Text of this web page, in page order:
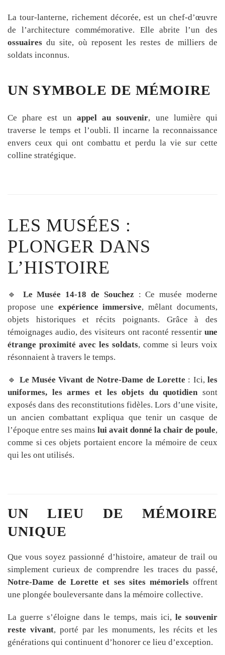
La tour-lanterne, richement décorée, est un chef-d’œuvre
de l’architecture commémorative. Elle abrite l’un des
ossuaires du site, où reposent les restes de milliers de
soldats inconnus.
UN SYMBOLE DE MÉMOIRE
Ce phare est un appel au souvenir, une lumière qui
traverse le temps et l’oubli. Il incarne la reconnaissance
envers ceux qui ont combattu et perdu la vie sur cette
colline stratégique.
LES MUSÉES :
PLONGER DANS
L’HISTOIRE
🔹 Le Musée 14-18 de Souchez: Ce musée moderne
propose une expérience immersive, mêlant documents,
objets historiques et récits poignants. Grâce à des
témoignages audio, des visiteurs ont raconté ressentir une
étrange proximité avec les soldats, comme si leurs voix
résonnaient à travers le temps.
🔹 Le Musée Vivant de Notre-Dame de Lorette : Ici,les
uniformes, les armes et les objets du quotidiensont
exposés dans des reconstitutions fidèles. Lors d’une visite,
un ancien combattant expliqua que tenir un casque de
l’époque entre ses mains lui avait donné la chair de poule,
comme si ces objets portaient encore la mémoire de ceux
qui les ont utilisés.
UN LIEU DE MÉMOIRE
UNIQUE
Que vous soyez passionné d’histoire, amateur de trail ou
simplement curieux de comprendre les traces du passé,
Notre-Dame de Lorette et ses sites mémorielsoffrent
une plongée bouleversante dans la mémoire collective.
La guerre s’éloigne dans le temps, mais ici, le souvenir
reste vivant, porté par les monuments, les récits et les
générations qui continuent d’honorer ce lieu d’exception.